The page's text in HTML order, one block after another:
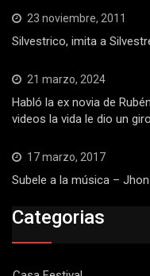
23 noviembre, 2011
Silvestrico, imita a
21 marzo, 2024
Habló la ex novia de
videos la vida le dio un
17 marzo, 2017
Subele a la música –
Categorias